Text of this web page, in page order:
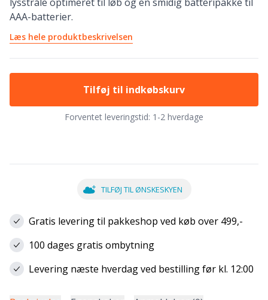
AAA-batterier.
Læs hele produktbeskrivelsen
Tilføj til indkøbskurv
Forventet leveringstid: 1-2 hverdage
TILFØJ TIL ØNSKESKYEN
Gratis levering til pakkeshop ved køb over 499,-
100 dages gratis ombytning
Levering næste hverdag ved bestilling før kl. 12:00